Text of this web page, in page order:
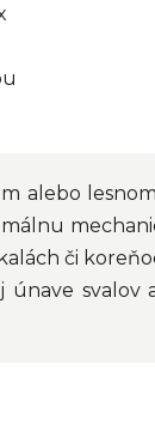
alebo
či
únave